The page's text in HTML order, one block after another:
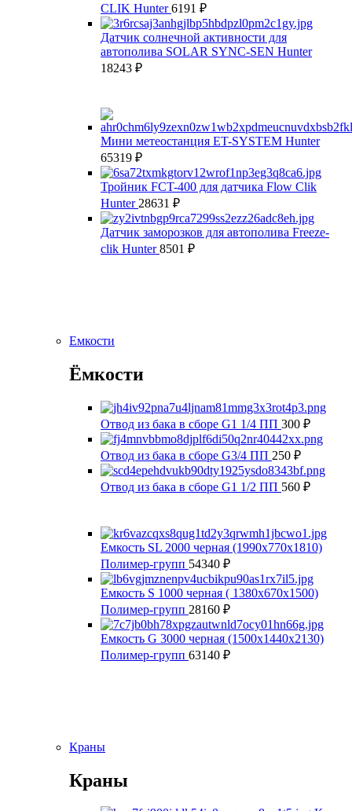
CLIK Hunter6191 ₽
Датчик солнечной активности для
автополива SOLAR SYNC-SEN Hunter
18243 ₽
Мини метеостанция ЕT-SYSTEM Hunter
65319 ₽
Тройник FCT-400 для датчика Flow Clik
Hunter 28631 ₽
Датчик заморозков для автополива Freeze-
clik Hunter8501 ₽
Емкости
Ёмкости
Отвод из бака в сборе G1 1/4 ПП 300 ₽
Отвод из бака в сборе G3/4 ПП 250 ₽
Отвод из бака в сборе G1 1/2 ПП 560 ₽
Емкость SL 2000 черная (1990x770x1810)
Полимер-групп 54340 ₽
Емкость S 1000 черная ( 1380x670x1500)
Полимер-групп 28160 ₽
Емкость G 3000 черная (1500х1440х2130)
Полимер-групп 63140 ₽
Краны
Краны